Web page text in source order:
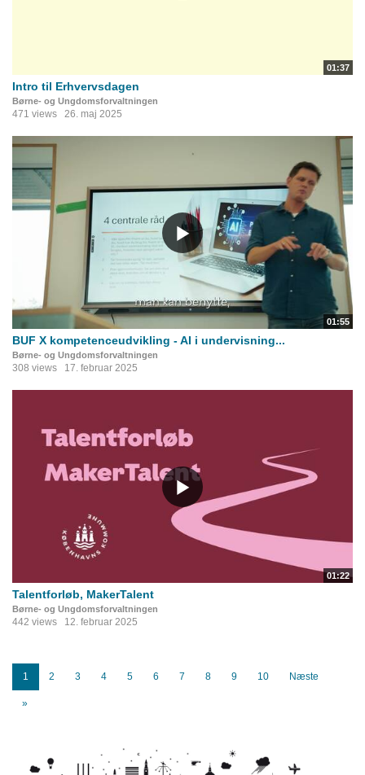
01:37
Intro til Erhvervsdagen
Børne- og Ungdomsforvaltningen
471 views 26. maj 2025
01:55
BUF X kompetenceudvikling - AI i undervisning...
Børne- og Ungdomsforvaltningen
308 views 17. februar 2025
01:22
Talentforløb, MakerTalent
Børne- og Ungdomsforvaltningen
442 views 12. februar 2025
1 2 3 4 5 6 7 8 9 10 Næste
»